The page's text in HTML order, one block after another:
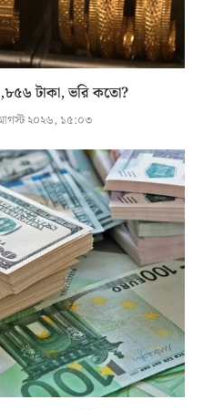
টাকা, ভরি কতো?
২০২৬, ১৫:০৩